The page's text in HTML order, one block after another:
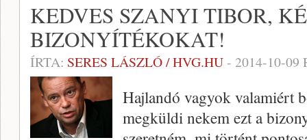
KEDVES SZANYI TIBOR,
BIZONYÍTÉKOKAT!
ÍRTA: SERES LÁSZLÓ / HVG.HU- 2014-10-09
Hajlandó vagyok valamiért
megküldi nekem ezt a